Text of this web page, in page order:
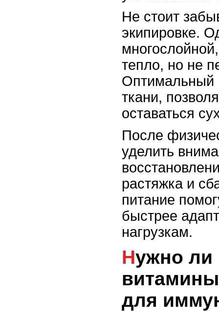
Не стоит
экипировке.
тепло, но не
ткани,
оставаться
После
уделить
растяжка и
питание
быстрее
нагрузкам.
Нужно ли использовать
для